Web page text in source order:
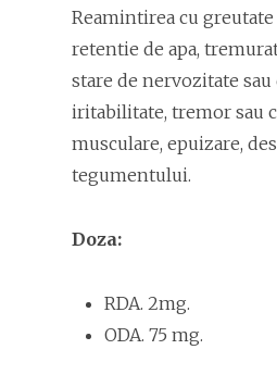
Reamintirea cu
retentie de apa,
stare de nervozitate sau
iritabilitate, tremor sau
musculare, epuizare,
tegumentului.
Doza:
RDA. 2mg.
ODA. 75 mg.